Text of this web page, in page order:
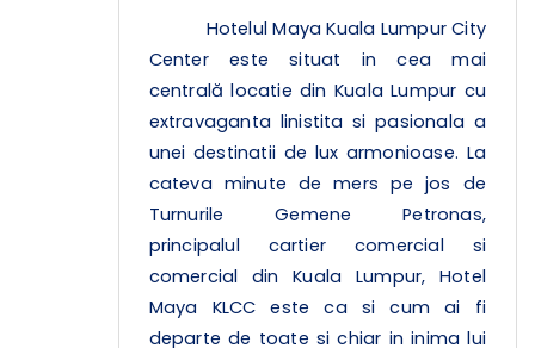
Hotelul Maya Kuala Lumpur City
Center este situat in cea mai
centrală locatie din Kuala Lumpur cu
extravaganta linistita si pasionala a
unei destinatii de lux armonioase. La
cateva minute de mers pe jos de
Turnurile Gemene Petronas,
principalul cartier comercial si
comercial din Kuala Lumpur, Hotel
Maya KLCC este ca si cum ai fi
departe de toate si chiar in inima lui